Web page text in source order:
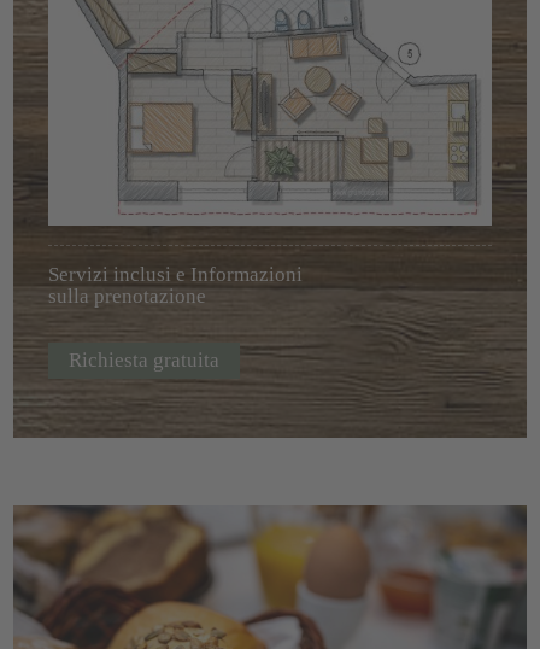
Servizi inclusi e Informazioni
sulla prenotazione
Richiesta gratuita